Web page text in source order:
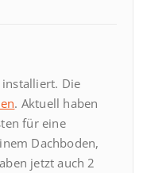
Die
. Aktuell haben
für eine
Dachboden,
jetzt auch 2